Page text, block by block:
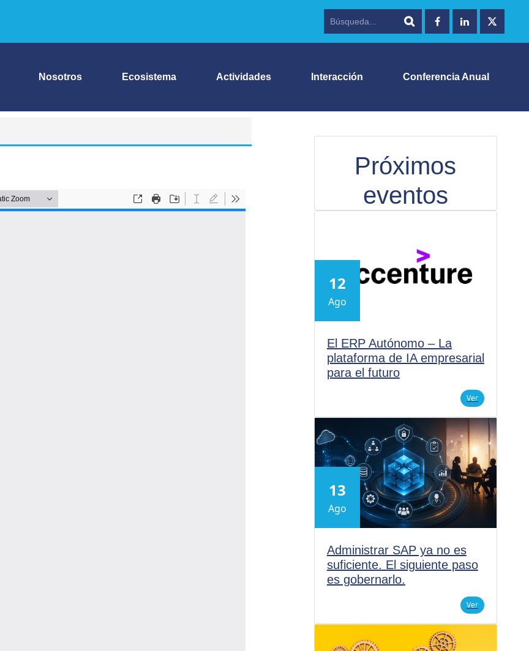
Nosotros Ecosistema Actividades Interacción Conferencia Anual
Próximos
eventos
12
Ago
El ERP Autónomo – La
plataforma de IA empresarial
para el futuro
Ver
13
Ago
Administrar SAP ya no es
suficiente. El siguiente paso
es gobernarlo.
Ver